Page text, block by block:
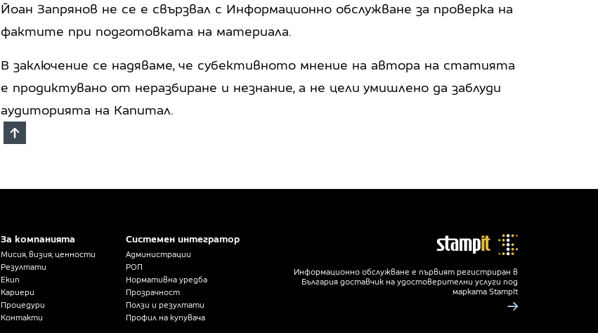
Йоан Запрянов не се е свързвал с Информационно обслужване за проверка на
фактите при подготовката на материала.
В заключение се надяваме, че субективното мнение на автора на статията
е продиктувано от неразбиране и незнание, а не цели умишлено да заблуди
аудиторията на Капитал.
За компанията
Мисия, визия, ценности
Резултати
Екип
Кариери
Процедури
Контакти
Системен интегратор
Администрации
РОП
Нормативна уредба
Прозрачност
Ползи и резултати
Профил на купувача
Информационно обслужване е първият регистриран в
България доставчик на удостоверителни услуги под
марката StampIt